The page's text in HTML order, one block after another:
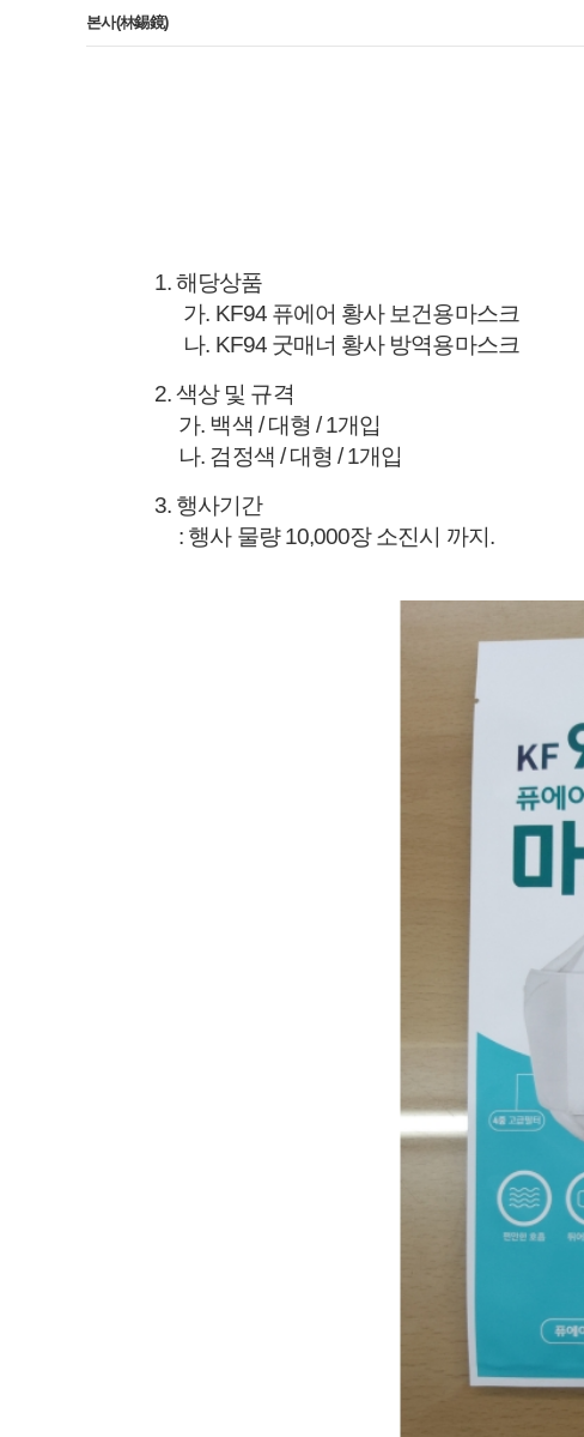
본사(林錫鏡)
1. 해당상품
가. KF94 퓨에어 황사 보건용마스크
나. KF94 굿매너 황사 방역용마스크
2. 색상 및 규격
가. 백색 / 대형 / 1개입
나. 검정색 / 대형 / 1개입
3. 행사기간
: 행사 물량 10,000장 소진시 까지.